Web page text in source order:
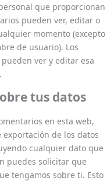
que proporcionan
pueden ver, editar o
momento (excepto
de usuario). Los
ver y editar esa
tus datos
en esta web,
de los datos
cualquier dato que
puedes solicitar que
tengamos sobre ti. Esto